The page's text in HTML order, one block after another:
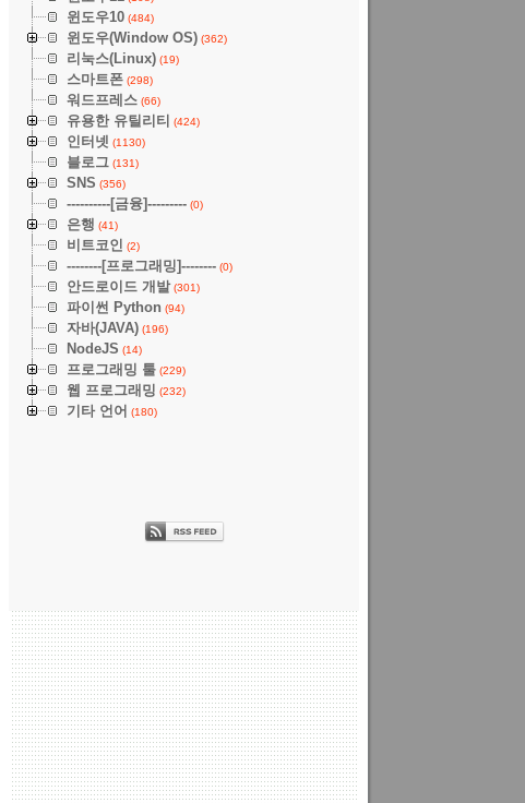
윈도우10 (484)
윈도우(Window OS) (362)
리눅스(Linux) (19)
스마트폰 (298)
워드프레스 (66)
유용한 유틸리티 (424)
인터넷 (1130)
블로그 (131)
SNS (356)
----------[금융]--------- (0)
은행 (41)
비트코인 (2)
--------[프로그래밍]-------- (0)
안드로이드 개발(301)
파이썬 Python (94)
자바(JAVA) (196)
NodeJS (14)
프로그래밍 툴 (229)
웹 프로그래밍 (232)
기타 언어 (180)